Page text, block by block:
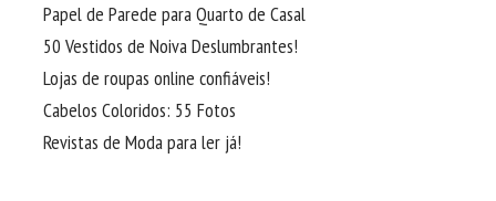
Papel de Parede para Quarto de Casal
50 Vestidos de Noiva Deslumbrantes!
Lojas de roupas online confiáveis!
Cabelos Coloridos: 55 Fotos
Revistas de Moda para ler já!